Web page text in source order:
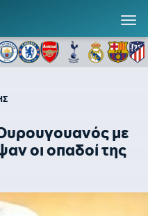
με
οι οπαδοί της